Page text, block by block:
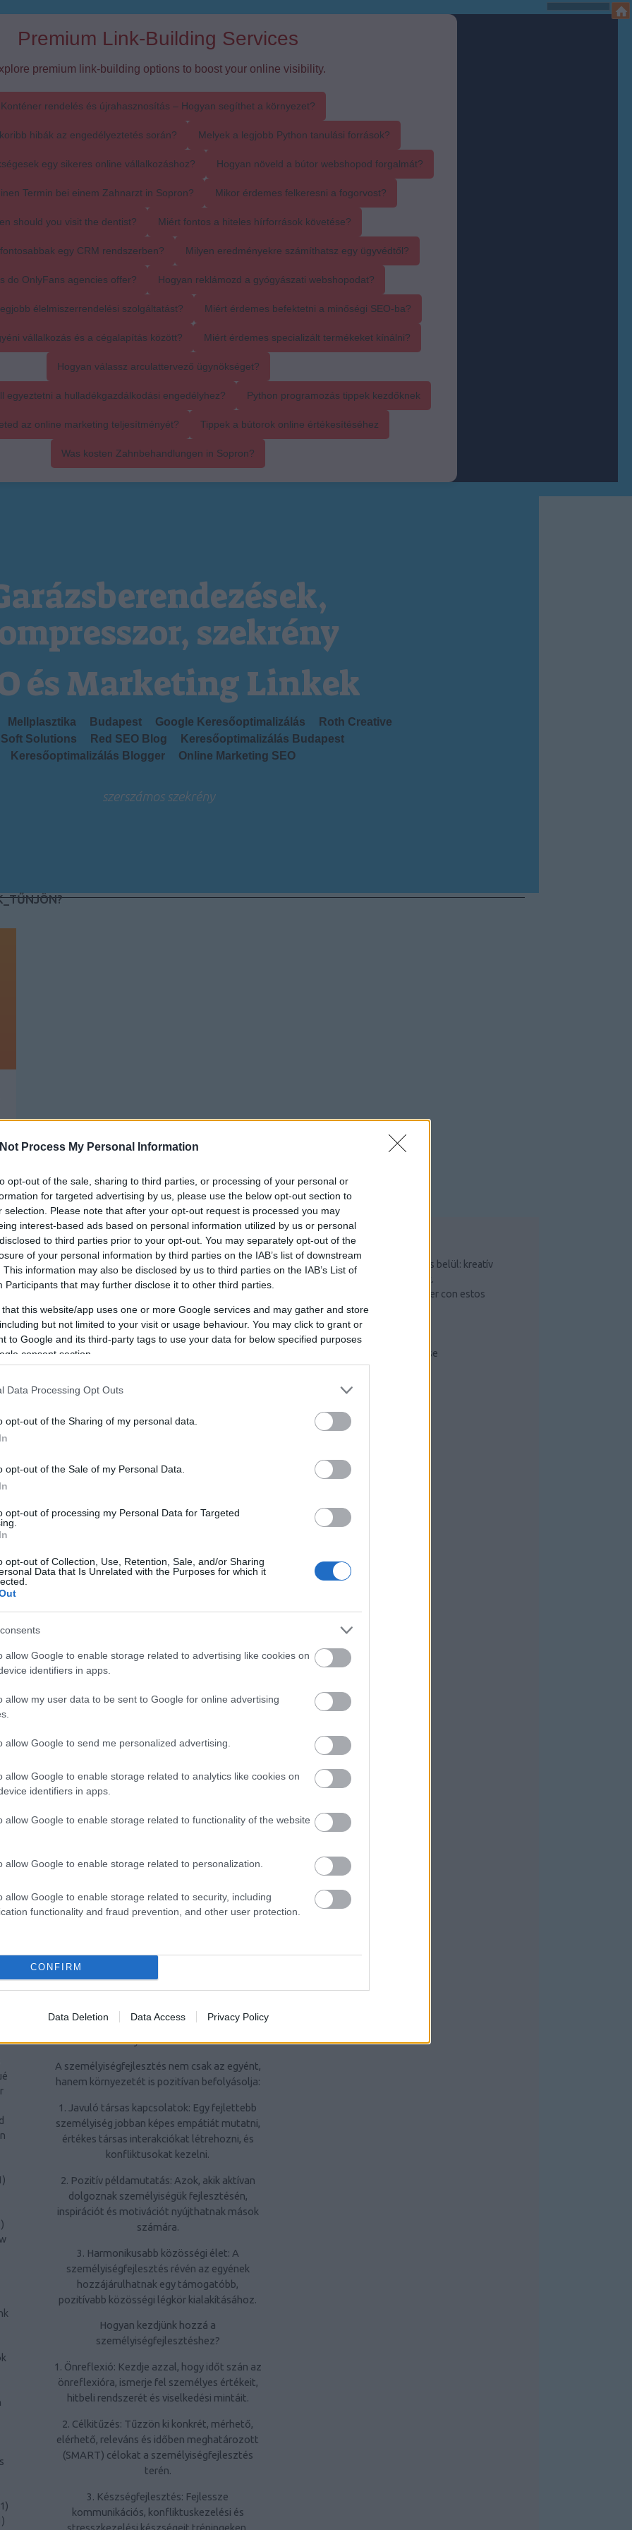
Process My Personal Information
opt-out of the sale, sharing to third parties, or processing of your personal or
for targeted advertising by us, please use the below opt-out section to
selection. Please note that after your opt-out request is processed you may
interest-based ads based on personal information utilized by us or personal
to third parties prior to your opt-out. You may separately opt-out of the
of your personal information by third parties on the IAB’s list of downstream
This information may also be disclosed by us to third parties on the IAB’s List of
Participants that may further disclose it to other third parties.
that this website/app uses one or more Google services and may gather and store
but not limited to your visit or usage behaviour. You may click to grant or
to Google and its third-party tags to use your data for below specified purposes
consent section.
Data Processing Opt Outs
opt-out of the Sharing of my personal data.
opt-out of the Sale of my Personal Data.
opt-out of processing my Personal Data for Targeted
opt-out of Collection, Use, Retention, Sale, and/or Sharing
Data that Is Unrelated with the Purposes for which it
allow Google to enable storage related to advertising like cookies on
identifiers in apps.
allow my user data to be sent to Google for online advertising
allow Google to send me personalized advertising.
allow Google to enable storage related to analytics like cookies on
identifiers in apps.
allow Google to enable storage related to functionality of the website
allow Google to enable storage related to personalization.
allow Google to enable storage related to security, including
functionality and fraud prevention, and other user protection.
CONFIRM
Data Deletion Data Access Privacy Policy
Premium Link-Building Services
premium link-building options to boost your online visibility.
Konténer rendelés és újrahasznosítás – Hogyan segíthet a környezet?
hibák az engedélyeztetés során? Melyek a legjobb Python tanulási források?
egy sikeres online vállalkozáshoz? Hogyan növeld a bútor webshopod forgalmát?
Termin bei einem Zahnarzt in Sopron? Mikor érdemes felkeresni a fogorvost?
should you visit the dentist? Miért fontos a hiteles hírforrások követése?
egy CRM rendszerben? Milyen eredményekre számíthatsz egy ügyvédtől?
do OnlyFans agencies offer? Hogyan reklámozd a gyógyászati webshopodat?
élelmiszerrendelési szolgáltatást? Miért érdemes befektetni a minőségi SEO-ba?
vállalkozás és a cégalapítás között? Miért érdemes specializált termékeket kínálni?
Hogyan válassz arculattervező ügynökséget?
egyeztetni a hulladékgazdálkodási engedélyhez? Python programozás tippek kezdőknek
az online marketing teljesítményét? Tippek a bútorok online értékesítéséhez
Was kosten Zahnbehandlungen in Sopron?
szekrény
és Marketing Linkek
Mellplasztika Budapest Google Keresőoptimalizálás
Roth Creative
Soft Solutions Red SEO Blog
Keresőoptimalizálás Budapest
Keresőoptimalizálás Blogger
Online Marketing SEO
szerszámos szekrény
)
)
)
1)
)
GARÁZS TAKARÍTÁS, NEW BALANCE,
HUNGARIAN GOOSE DOWN
Miért jó a
személyiségfejlesztés?
A személyiségfejlesztés egy dinamikus,
összetett folyamat, amely során az egyén
fejlessze saját személyiségét, viselkedését és
magában foglalja az önismeret növelését, az
kommunikációs és interperszonális készségek
környezetére is pozitív hatást gyakorol,
gazdagításához.
és viselkedésminták meghatározóak abban,
hogy hogyan látjuk a világot, hogyan
kapcsolatainkat. A személyiségfejlesztés
1. Jobban megismerjék saját magukat: Az
felismerhetik erősségeiket, gyengeségeiket,
érdeklődési körüket és motivációikat.
2. Fejlesszék kommunikációs készségeiket: A
kialakításához.
3. Növeljék önbizalmukat: Az önbizalom
kiemelten fontos az élet minden területén
4. Hatékonyabban kezeljék a stresszt: A
stresszkezelési technikák elsajátítása javítja
az életminőséget és segít megőrizni a
A személyiségfejlesztés jelentősége a
környezet számára
A személyiségfejlesztés nem csak az egyént,
hanem környezetét is pozitívan befolyásolja:
1. Javuló társas kapcsolatok: Egy fejlettebb
személyiség jobban képes empátiát mutatni,
értékes társas interakciókat létrehozni, és
konfliktusokat kezelni.
2. Pozitív példamutatás: Azok, akik aktívan
dolgoznak személyiségük fejlesztésén,
inspirációt és motivációt nyújthatnak mások
számára.
3. Harmonikusabb közösségi élet: A
személyiségfejlesztés révén az egyének
hozzájárulhatnak egy támogatóbb,
pozitívabb közösségi légkör kialakításához.
Hogyan kezdjünk hozzá a
személyiségfejlesztéshez?
1. Önreflexió: Kezdje azzal, hogy időt szán az
önreflexióra, ismerje fel személyes értékeit,
hitbeli rendszerét és viselkedési mintáit.
2. Célkitűzés: Tűzzön ki konkrét, mérhető,
elérhető, releváns és időben meghatározott
(SMART) célokat a személyiségfejlesztés
terén.
3. Készségfejlesztés: Fejlessze
kommunikációs, konfliktuskezelési és
stresszkezelési készségeit tréningeken,
TOP 5
Csináld magad saját garázs belül: kreatív
ötletek és hasznos tippek.
Mejorar lo que puede hacer con estos
sencillos pasos
Szerszámos szekrény
Radiális kompresszor
Kompresszorok működése
FRISS TOPIKOK
ARCHÍVUM
2026 június
2026 május
2026 március
2026 február
2025 november
2025 október
Tovább...
EGYÉB